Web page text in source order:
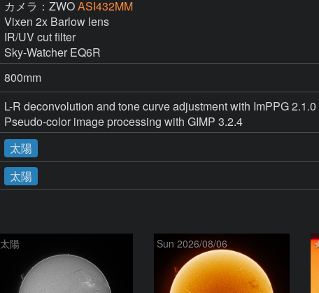
カメラ：ZWOASI432MM
Vixen 2x Barlow lens
IR/UV cut filter
Sky-Watcher EQ6R
800mm
L-R deconvolution and tone curve adjustment with ImPPG 2.1.0
Pseudo-color image processing with GIMP 3.2.4
太陽
太陽
太陽 Sun 2026/08/06